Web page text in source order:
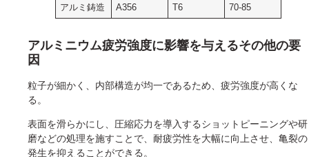
アルミ鋳造 A356 T6 70-85
アルミニウム疲労強度に影響を与えるその他の要
因
粒子が細かく、内部構造が均一であるため、疲労強度が高くな
る。
表面を滑らかにし、圧縮応力を導入するショットピーニングや研
磨などの処理を施すことで、耐疲労性を大幅に向上させ、亀裂の
発生を抑えることができる。